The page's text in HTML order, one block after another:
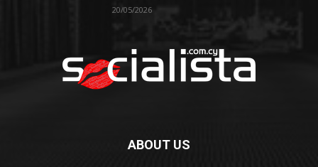
20/05/2026
ABOUT US